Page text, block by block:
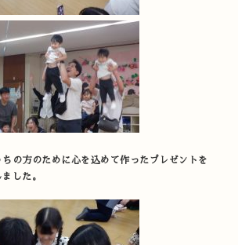
の方のために心を込めて作ったプレゼントを
した。